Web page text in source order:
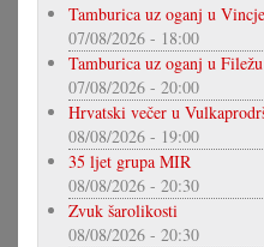
Tamburica uz oganj u
07/08/2026 - 18:00
Tamburica uz oganj u Filežu
07/08/2026 - 20:00
Hrvatski večer u
08/08/2026 - 19:00
35 ljet grupa MIR
08/08/2026 - 20:30
Zvuk šarolikosti
08/08/2026 - 20:30